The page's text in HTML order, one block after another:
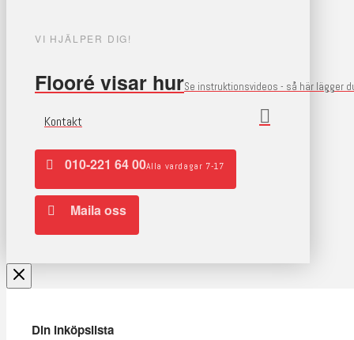
VI HJÄLPER DIG!
Flooré visar hurSe instruktionsvideos - så här lägger
Kontakt
010-221 64 00Alla vardagar 7-17
Maila oss
Din inköpslista